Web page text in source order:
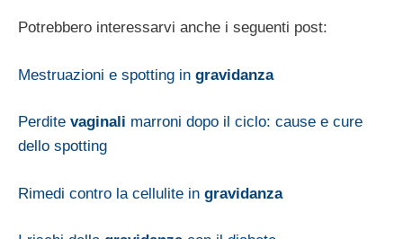
Potrebbero interessarvi anche i seguenti post:
Mestruazioni e spotting in gravidanza
Perdite vaginali marroni dopo il ciclo: cause e cure
dello spotting
Rimedi contro la cellulite in gravidanza